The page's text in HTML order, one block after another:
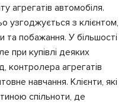
агрегатів автомобіля.
узгоджується з клієнтом,
та побажання. У більшості
при купівлі деяких
контролера агрегатів
навчання. Клієнти, які
спільноти, де